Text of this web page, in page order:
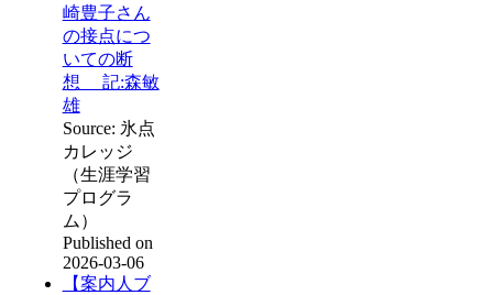
崎豊子さん
の接点につ
いての断
想 記:森敏
雄
Source: 氷点
カレッジ
（生涯学習
プログラ
ム）
Published on
2026-03-06
【案内人ブ